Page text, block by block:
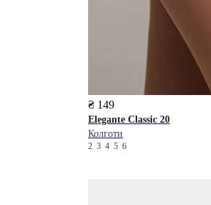
₴ 149
Elegante Classic 20
Колготи
2 3 4 5 6